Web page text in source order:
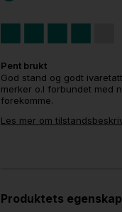
Pent brukt
God stand og godt
merker o.l forbundet med
forekomme.
Les mer om
Produktets